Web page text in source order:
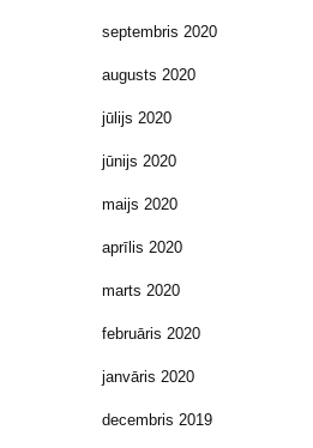
septembris 2020
augusts 2020
jūlijs 2020
jūnijs 2020
maijs 2020
aprīlis 2020
marts 2020
februāris 2020
janvāris 2020
decembris 2019